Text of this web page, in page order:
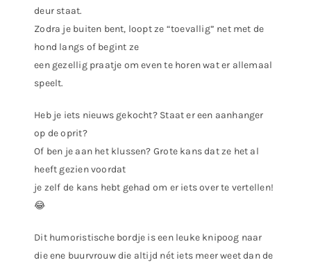
deur staat.
Zodra je buiten bent, loopt ze “toevallig” net met de
hond langs of begint ze
een gezellig praatje om even te horen wat er allemaal
speelt.
Heb je iets nieuws gekocht? Staat er een aanhanger
op de oprit?
Of ben je aan het klussen? Grote kans dat ze het al
heeft gezien voordat
je zelf de kans hebt gehad om er iets over te vertellen!
😂
Dit humoristische bordje is een leuke knipoog naar
die ene buurvrouw die altijd nét iets meer weet dan de